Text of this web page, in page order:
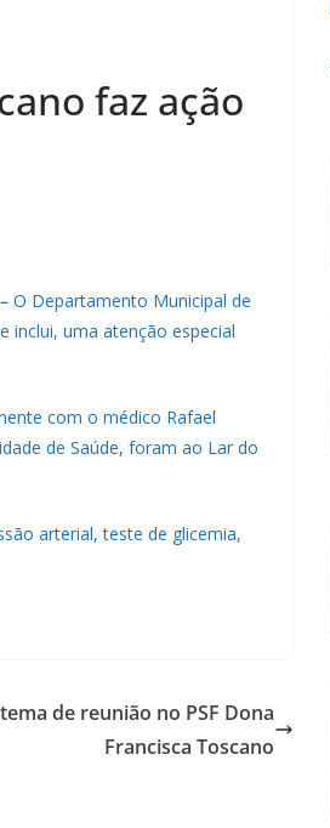
faz ação
O Departamento Municipal de
inclui, uma atenção especial
com o médico Rafael
de Saúde, foram ao Lar do
arterial, teste de glicemia,
de reunião no PSF Dona
Francisca Toscano